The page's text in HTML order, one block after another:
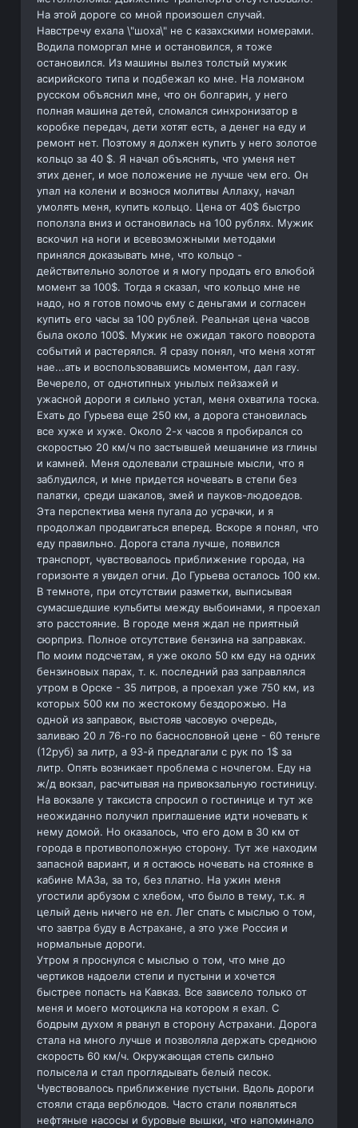
На этой дороге со мной произошел случай.
Навстречу ехала \"шоха\" не с казахскими номерами.
Водила поморгал мне и остановился, я тоже
остановился. Из машины вылез толстый мужик
асирийского типа и подбежал ко мне. На ломаном
русском объяснил мне, что он болгарин, у него
полная машина детей, сломался синхронизатор в
коробке передач, дети хотят есть, а денег на еду и
ремонт нет. Поэтому я должен купить у него золотое
кольцо за 40 $. Я начал объяснять, что уменя нет
этих денег, и мое положение не лучше чем его. Он
упал на колени и вознося молитвы Аллаху, начал
умолять меня, купить кольцо. Цена от 40$ быстро
поползла вниз и остановилась на 100 рублях. Мужик
вскочил на ноги и всевозможными методами
принялся доказывать мне, что кольцо -
действительно золотое и я могу продать его влюбой
момент за 100$. Тогда я сказал, что кольцо мне не
надо, но я готов помочь ему с деньгами и согласен
купить его часы за 100 рублей. Реальная цена часов
была около 100$. Мужик не ожидал такого поворота
событий и растерялся. Я сразу понял, что меня хотят
нае...ать и воспользовавшись моментом, дал газу.
Вечерело, от однотипных унылых пейзажей и
ужасной дороги я сильно устал, меня охватила тоска.
Ехать до Гурьева еще 250 км, а дорога становилась
все хуже и хуже. Около 2-х часов я пробирался со
скоростью 20 км/ч по застывшей мешанине из глины
и камней. Меня одолевали страшные мысли, что я
заблудился, и мне придется ночевать в степи без
палатки, среди шакалов, змей и пауков-людоедов.
Эта перспектива меня пугала до усрачки, и я
продолжал продвигаться вперед. Вскоре я понял, что
еду правильно. Дорога стала лучше, появился
транспорт, чувствовалось приближение города, на
горизонте я увидел огни. До Гурьева осталось 100 км.
В темноте, при отсутствии разметки, выписывая
сумасшедшие кульбиты между выбоинами, я проехал
это расстояние. В городе меня ждал не приятный
сюрприз. Полное отсутствие бензина на заправках.
По моим подсчетам, я уже около 50 км еду на одних
бензиновых парах, т. к. последний раз заправлялся
утром в Орске - 35 литров, а проехал уже 750 км, из
которых 500 км по жестокому бездорожью. На
одной из заправок, выстояв часовую очередь,
заливаю 20 л 76-го по баснословной цене - 60 теньге
(12руб) за литр, а 93-й предлагали с рук по 1$ за
литр. Опять возникает проблема с ночлегом. Еду на
ж/д вокзал, расчитывая на привокзальную гостиницу.
На вокзале у таксиста спросил о гостинице и тут же
неожиданно получил приглашение идти ночевать к
нему домой. Но оказалось, что его дом в 30 км от
города в противоположную сторону. Тут же находим
запасной вариант, и я остаюсь ночевать на стоянке в
кабине МАЗа, за то, без платно. На ужин меня
угостили арбузом с хлебом, что было в тему, т.к. я
целый день ничего не ел. Лег спать с мыслью о том,
что завтра буду в Астрахане, а это уже Россия и
нормальные дороги.
Утром я проснулся с мыслью о том, что мне до
чертиков надоели степи и пустыни и хочется
быстрее попасть на Кавказ. Все зависело только от
меня и моего мотоцикла на котором я ехал. С
бодрым духом я рванул в сторону Астрахани. Дорога
стала на много лучше и позволяла держать среднюю
скорость 60 км/ч. Окружающая степь сильно
полысела и стал проглядывать белый песок.
Чувствовалось приближение пустыни. Вдоль дороги
стояли стада верблюдов. Часто стали появляться
нефтяные насосы и буровые вышки, что напоминало